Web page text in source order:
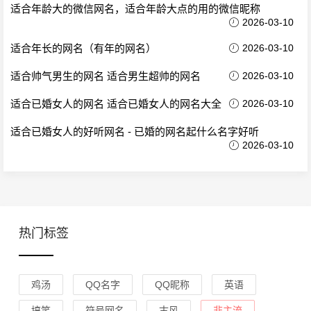
适合年龄大的微信网名，适合年龄大点的用的微信昵称
2026-03-10
适合年长的网名（有年的网名） 2026-03-10
适合帅气男生的网名 适合男生超帅的网名 2026-03-10
适合已婚女人的网名 适合已婚女人的网名大全 2026-03-10
适合已婚女人的好听网名 - 已婚的网名起什么名字好听
2026-03-10
热门标签
鸡汤 QQ名字 QQ昵称 英语